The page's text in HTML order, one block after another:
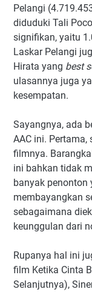
Pelangi
diduduki Tali
signifikan, yaitu
Laskar Pelangi
Hirata yang best
ulasannya juga
kesempatan.
Sayangnya, ada
AAC ini.
filmnya.
ini bahkan tidak
banyak penonton
membayangkan
sebagaimana
keunggulan dari
Rupanya hal ini
film Ketika Cinta
Selanjutnya),